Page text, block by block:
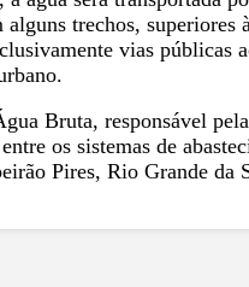
trechos, superiores
vias públicas
Bruta, responsável
os sistemas de
Pires, Rio Grande da